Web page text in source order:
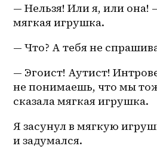
— Нельзя! Или я, или она!
мягкая игрушка.
— Что? А тебя не
— Эгоист! Аутист!
не понимаешь, что мы
сказала мягкая игрушка.
Я засунул в мягкую
и задумался.